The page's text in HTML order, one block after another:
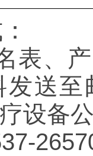
表、
送至
设备